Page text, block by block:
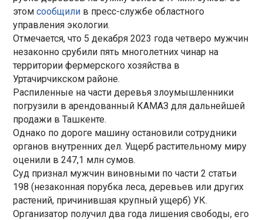
этомсообщили в пресс-службе областного
управления экологии.
Отмечается, что 5 декабря 2023 года четверо мужчин
незаконно срубили пять многолетних чинар на
территории фермерского хозяйства в
Уртачирчикском районе.
Распиленные на части деревья злоумышленники
погрузили в арендованный КАМАЗ для дальнейшей
продажи в Ташкенте.
Однако по дороге машину остановили сотрудники
органов внутренних дел. Ущерб растительному миру
оценили в 247,1 млн сумов.
Суд признал мужчин виновными по части 2 статьи
198 (незаконная порубка леса, деревьев или других
растений, причинившая крупный ущерб) УК.
Организатор получил два года лишения свободы, его